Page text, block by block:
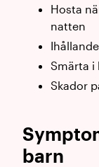
Hosta
natten
Smärta i
Skador
barn